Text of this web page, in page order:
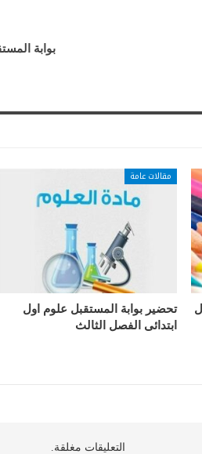
بوابة
مقالات عامة
تحضير بوابة المستقبل علوم اول
ابتدائى الفصل الثالث
التعليقات مغلقة.